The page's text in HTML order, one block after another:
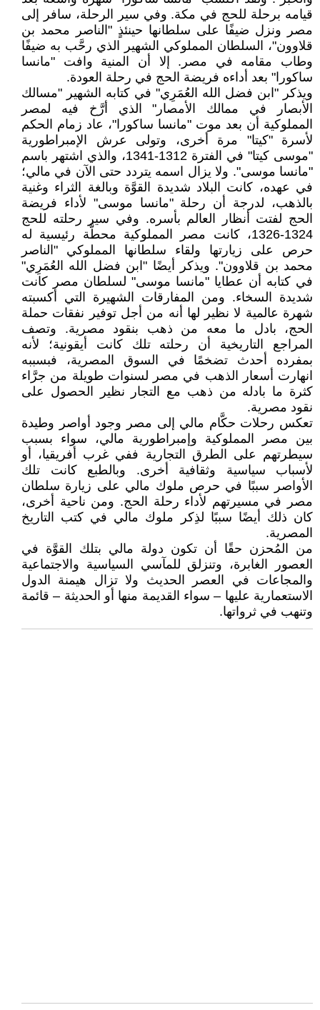
قيامه برحلة للحج في مكة. وفي سير الرحلة، سافر إلى
مصر ونزل ضيفًا على سلطانها حينئذٍ "الناصر محمد بن
قلاوون"، السلطان المملوكي الشهير الذي رحَّب به ضيفًا
وطاب مقامه في مصر. إلا أن المنية وافت "مانسا
ساكورا" بعد أداءه فريضة الحج في رحلة العودة.
ويذكر "ابن فضل الله العُمَرِي" في كتابه الشهير "مسالك
الأبصار في ممالك الأمصار" الذي أرَّخ فيه لمصر
المملوكية أن بعد موت "مانسا ساكورا"، عاد زمام الحكم
لأسرة "كيتا" مرة أخرى، وتولى عرش الإمبراطورية
"موسى كيتا" في الفترة 1312-1341، والذي اشتهر باسم
"مانسا موسى". ولا يزال اسمه يتردد حتى الآن في مالي؛
في عهده، كانت البلاد شديدة القوَّة وبالغة الثراء وغنية
بالذهب، لدرجة أن رحلة "مانسا موسى" لأداء فريضة
الحج لفتت أنظار العالم بأسره. وفي سير رحلته للحج
1324-1326، كانت مصر المملوكية محطَّة رئيسية له
حرص على زيارتها ولقاء سلطانها المملوكي "الناصر
محمد بن قلاوون". ويذكر أيضًا "ابن فضل الله العُمَرِي"
في كتابه أن عطايا "مانسا موسى" لسلطان مصر كانت
شديدة السخاء. ومن المفارقات الشهيرة التي أكسبته
شهرة عالمية لا نظير لها أنه من أجل توفير نفقات حملة
الحج، بادل ما معه من ذهب بنقود مصرية. وتصف
المراجع التاريخية أن رحلته تلك كانت أيقونية؛ لأنه
بمفرده أحدث تضخمًا في السوق المصرية، فبسببه
انهارت أسعار الذهب في مصر لسنوات طويلة من جرَّاء
كثرة ما بادله من ذهب مع التجار نظير الحصول على
نقود مصرية.
تعكس رحلات حكَّام مالي إلى مصر وجود أواصر وطيدة
بين مصر المملوكية وإمبراطورية مالي، سواء بسبب
سيطرتهم على الطرق التجارية ففي غرب أفريقيا، أو
لأسباب سياسية وثقافية أخرى. وبالطبع كانت تلك
الأواصر سببًا في حرص ملوك مالي على زيارة سلطان
مصر في مسيرتهم لأداء رحلة الحج. ومن ناحية أخرى،
كان ذلك أيضًا سببًا لذِكر ملوك مالي في كتب التاريخ
المصرية.
من المُحزن حقًا أن تكون دولة مالي بتلك القوَّة في
العصور الغابرة، وتنزلق للمآسي السياسية والاجتماعية
والمجاعات في العصر الحديث ولا تزال هيمنة الدول
الاستعمارية عليها – سواء القديمة منها أو الحديثة – قائمة
وتنهب في ثرواتها.